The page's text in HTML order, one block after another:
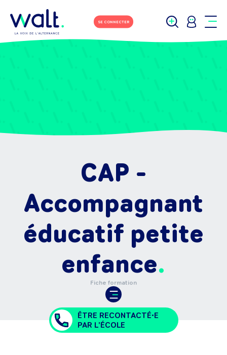
SE CONNECTER
CAP -
Accompagnant
éducatif petite
enfance
Fiche formation
ÊTRE RECONTACTÉ•E
PAR L'ÉCOLE